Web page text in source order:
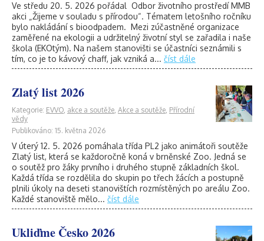
Ve středu 20. 5. 2026 pořádal Odbor životního prostředí MMB
akci „Žijeme v souladu s přírodou“. Tématem letošního ročníku
bylo nakládání s bioodpadem. Mezi zúčastněné organizace
zaměřené na ekologii a udržitelný životní styl se zařadila i naše
škola (EKOtým). Na našem stanovišti se účastníci seznámili s
tím, co je to kávový chaff, jak vzniká a... číst dále
Zlatý list 2026
Kategorie: EVVO, akce a soutěže, Akce a soutěže, Přírodní
vědy
Publikováno: 15. května 2026
V úterý 12. 5. 2026 pomáhala třída PL2 jako animátoři soutěže
Zlatý list, která se každoročně koná v brněnské Zoo. Jedná se
o soutěž pro žáky prvního i druhého stupně základních škol.
Každá třída se rozdělila do skupin po třech žácích a postupně
plnili úkoly na deseti stanovištích rozmístěných po areálu Zoo.
Každé stanoviště mělo... číst dále
Ukliďme Česko 2026